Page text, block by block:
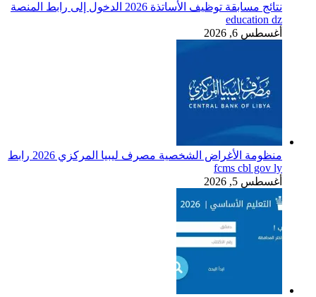
نتائج مسابقة توظيف الأساتذة 2026 الدخول إلى رابط المنصة
education dz
أغسطس 6, 2026
منظومة الأغراض الشخصية مصرف ليبيا المركزي 2026 رابط
fcms cbl gov ly
أغسطس 5, 2026